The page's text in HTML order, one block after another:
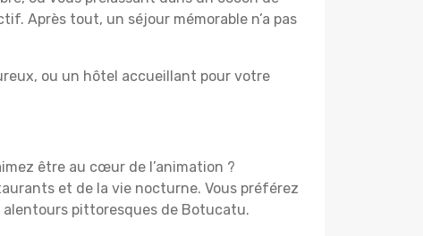
Après tout, un séjour mémorable n’a pas
ou un hôtel accueillant pour votre
être au cœur de l’animation ?
et de la vie nocturne. Vous préférez
alentours pittoresques de Botucatu.